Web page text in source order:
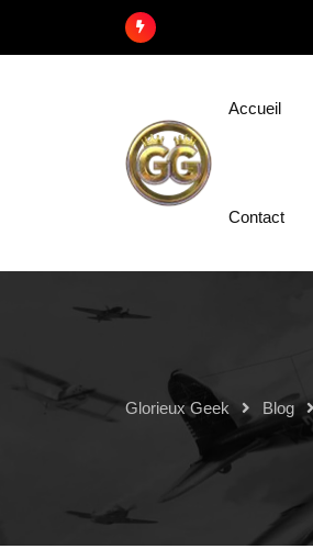
Accueil
Contact
Glorieux Geek Blog